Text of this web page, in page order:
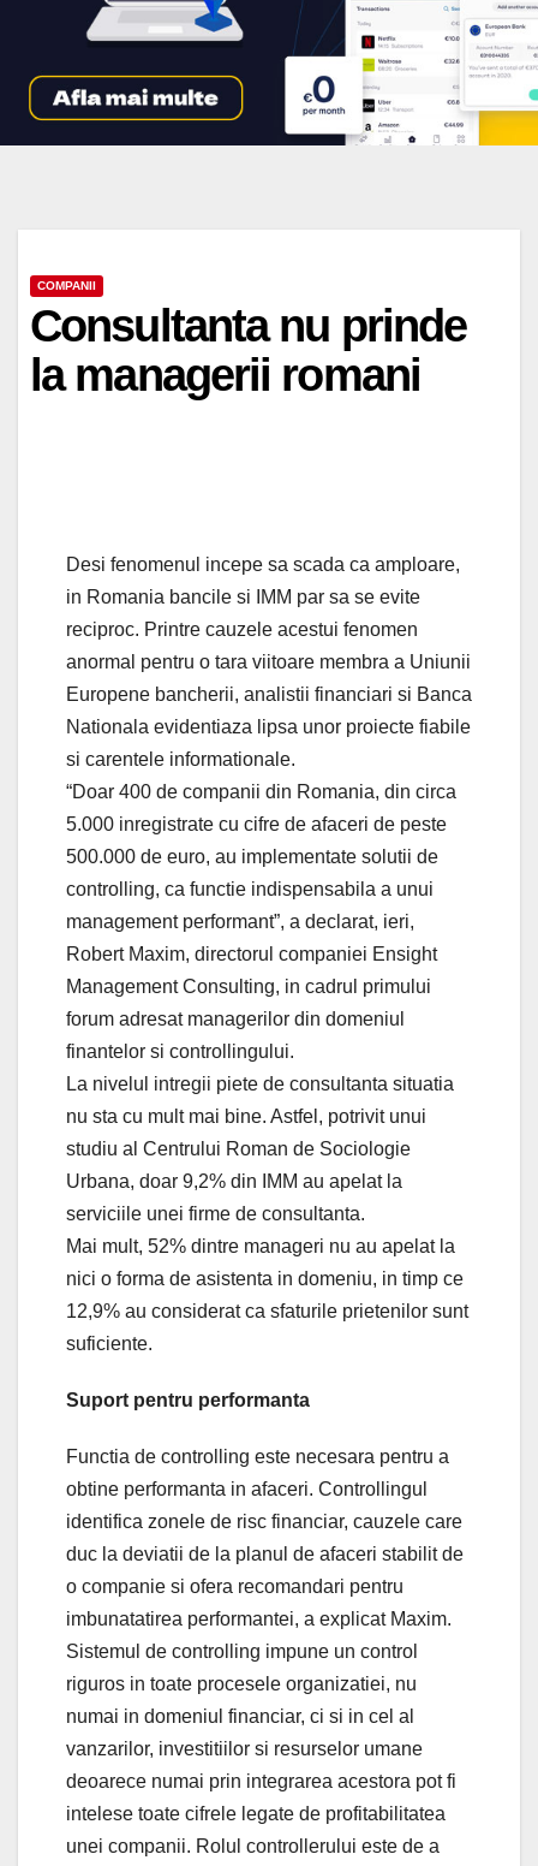
COMPANII
Consultanta nu prinde
la managerii romani
Desi fenomenul incepe sa scada ca amploare,
in Romania bancile si IMM par sa se evite
reciproc. Printre cauzele acestui fenomen
anormal pentru o tara viitoare membra a Uniunii
Europene bancherii, analistii financiari si Banca
Nationala evidentiaza lipsa unor proiecte fiabile
si carentele informationale.
“Doar 400 de companii din Romania, din circa
5.000 inregistrate cu cifre de afaceri de peste
500.000 de euro, au implementate solutii de
controlling, ca functie indispensabila a unui
management performant”, a declarat, ieri,
Robert Maxim, directorul companiei Ensight
Management Consulting, in cadrul primului
forum adresat managerilor din domeniul
finantelor si controllingului.
La nivelul intregii piete de consultanta situatia
nu sta cu mult mai bine. Astfel, potrivit unui
studiu al Centrului Roman de Sociologie
Urbana, doar 9,2% din IMM au apelat la
serviciile unei firme de consultanta.
Mai mult, 52% dintre manageri nu au apelat la
nici o forma de asistenta in domeniu, in timp ce
12,9% au considerat ca sfaturile prietenilor sunt
suficiente.
Suport pentru performanta
Functia de controlling este necesara pentru a
obtine performanta in afaceri. Controllingul
identifica zonele de risc financiar, cauzele care
duc la deviatii de la planul de afaceri stabilit de
o companie si ofera recomandari pentru
imbunatatirea performantei, a explicat Maxim.
Sistemul de controlling impune un control
riguros in toate procesele organizatiei, nu
numai in domeniul financiar, ci si in cel al
vanzarilor, investitiilor si resurselor umane
deoarece numai prin integrarea acestora pot fi
intelese toate cifrele legate de profitabilitatea
unei companii. Rolul controllerului este de a